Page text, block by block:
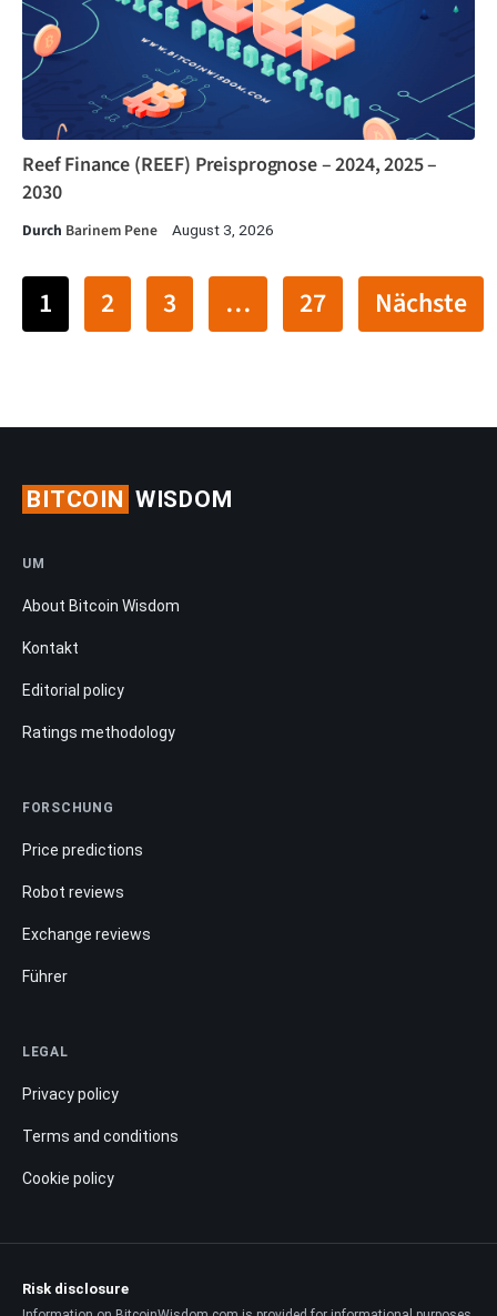
Reef Finance (REEF) Preisprognose – 2024, 2025 –
2030
Durch Barinem Pene August 3, 2026
1 2 3 … 27 Nächste
BITCOIN WISDOM
UM
About Bitcoin Wisdom
Kontakt
Editorial policy
Ratings methodology
FORSCHUNG
Price predictions
Robot reviews
Exchange reviews
Führer
LEGAL
Privacy policy
Terms and conditions
Cookie policy
Risk disclosure